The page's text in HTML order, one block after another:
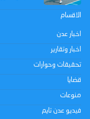
الاقسام
اخبار عدن
اخبار وتقارير
تحقيقات وحوارات
قضايا
منوعات
فيديو عدن تايم